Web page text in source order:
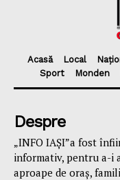
Acasă Local
Sport
Monden
Despre
„INFO IAȘI”a fost
informativ, pentru a-i
aproape de oraş,